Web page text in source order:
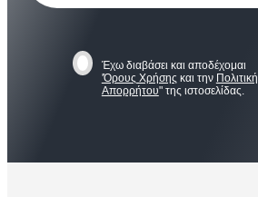
Έχω διαβάσει και αποδέχομαι
'Όρους Χρήσης και την Πολιτική
Απορρήτου" της ιστοσελίδας.